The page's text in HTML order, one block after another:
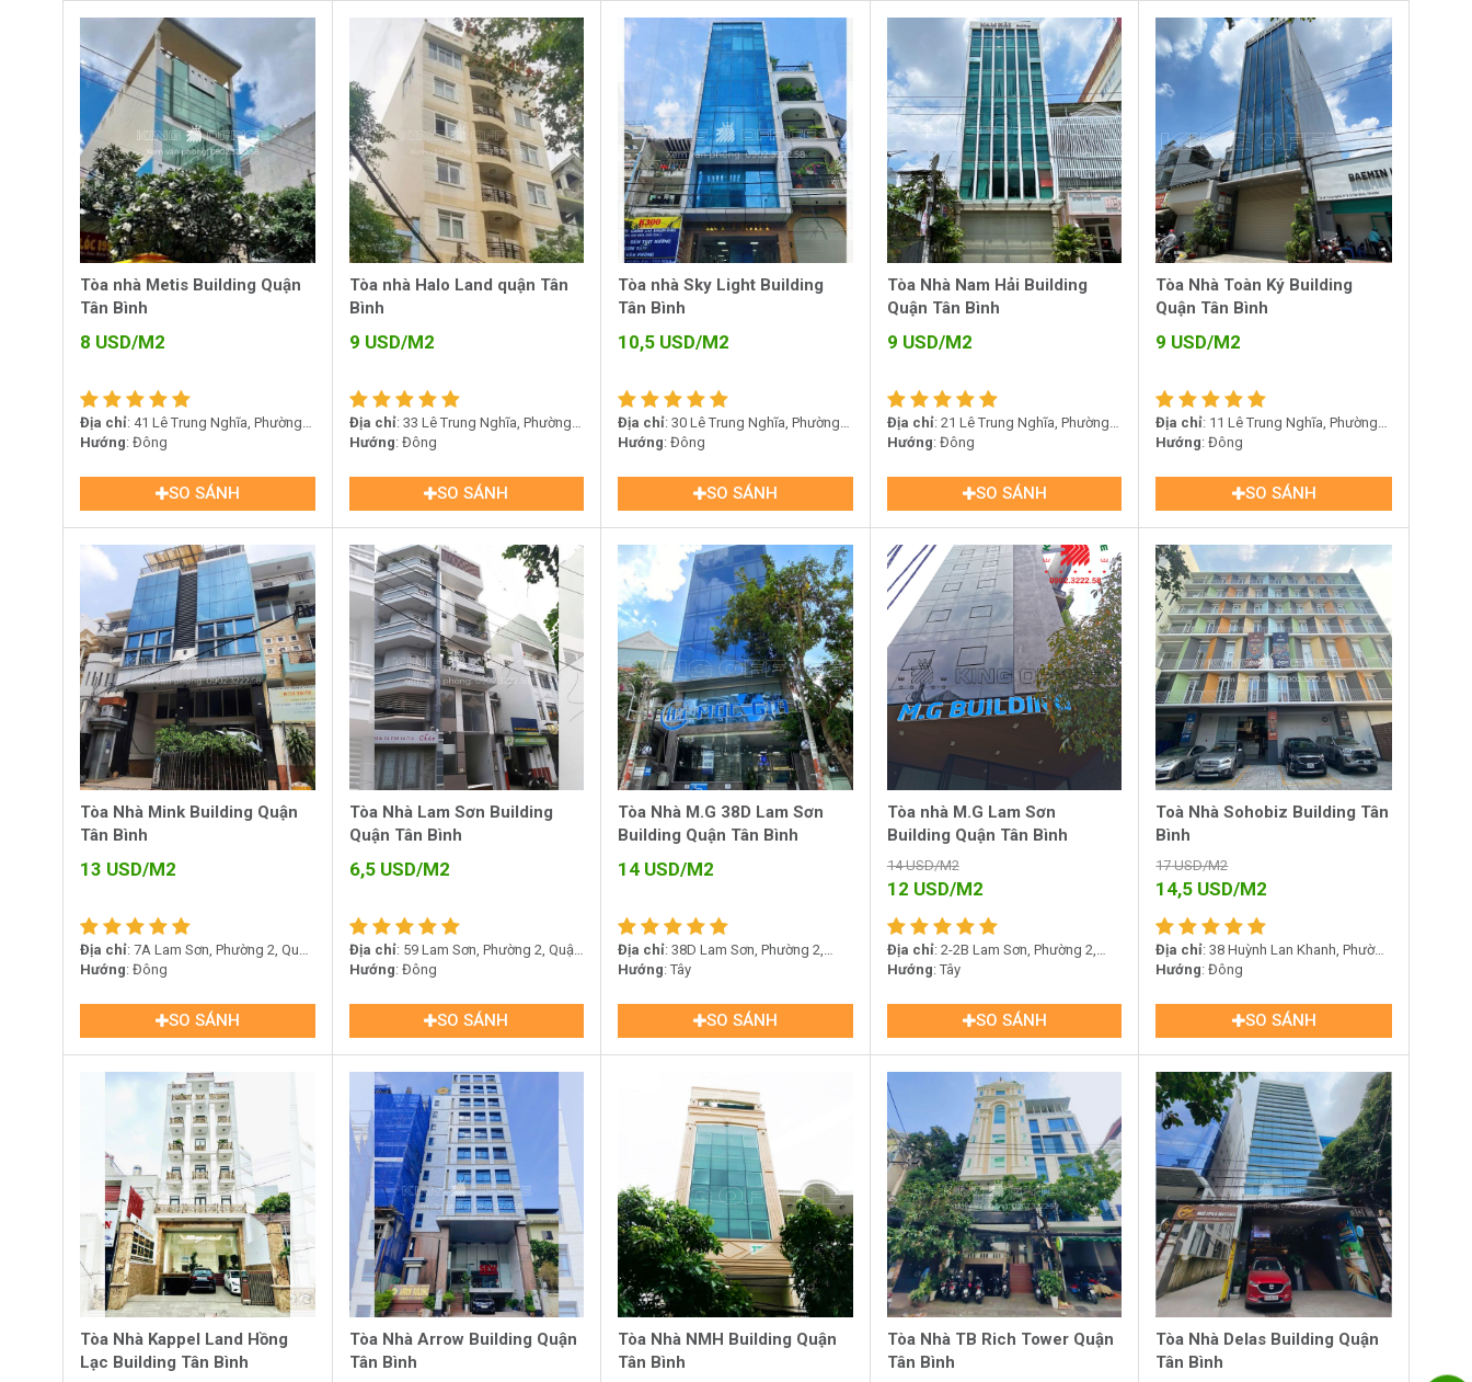
Tòa nhà Metis Building Quận
Tân Bình
8 USD/M2
Địa chỉ: 41 Lê Trung Nghĩa, Phường
12, Quận Tân Bình
Hướng : Đông
SO SÁNH
Tòa nhà Halo Land quận Tân
Bình
9 USD/M2
Địa chỉ: 33 Lê Trung Nghĩa, Phường
12, Quận Tân Bình
Hướng : Đông
SO SÁNH
Tòa nhà Sky Light Building
Tân Bình
10,5 USD/M2
Địa chỉ: 30 Lê Trung Nghĩa, Phường
12, Quận Tân Bình
Hướng : Đông
SO SÁNH
Tòa Nhà Nam Hải Building
Quận Tân Bình
9 USD/M2
Địa chỉ: 21 Lê Trung Nghĩa, Phường
12, Quận Tân Bình
Hướng : Đông
SO SÁNH
Tòa Nhà Toàn Ký Building
Quận Tân Bình
9 USD/M2
Địa chỉ: 11 Lê Trung Nghĩa, Phường
12, Quận Tân Bình
Hướng : Đông
SO SÁNH
Tòa Nhà Mink Building Quận
Tân Bình
13 USD/M2
Địa chỉ: 7A Lam Sơn, Phường 2, Quận
Tân Bình
Hướng : Đông
SO SÁNH
Tòa Nhà Lam Sơn Building
Quận Tân Bình
6,5USD/M2
Địa chỉ: 59 Lam Sơn, Phường 2, Quận
Tân Bình
Hướng : Đông
SO SÁNH
Tòa Nhà M.G 38D Lam Sơn
Building Quận Tân Bình
14 USD/M2
Địa chỉ: 38D Lam Sơn, Phường 2,
Quận Tân Bình
Hướng : Tây
SO SÁNH
Tòa nhà M.G Lam Sơn
Building Quận Tân Bình
14USD/M2
12 USD/M2
Địa chỉ: 2-2B Lam Sơn, Phường 2,
Quận Tân Bình
Hướng : Tây
SO SÁNH
Toà Nhà Sohobiz Building Tân
Bình
17USD/M2
14,5 USD/M2
Địa chỉ: 38 Huỳnh Lan Khanh, Phường
2, Quận Tân Bình
Hướng : Đông
SO SÁNH
Tòa Nhà Kappel Land Hồng
Lạc Building Tân Bình
Tòa Nhà Arrow Building Quận
Tân Bình
Tòa Nhà NMH Building Quận
Tân Bình
Tòa Nhà TB Rich Tower Quận
Tân Bình
Tòa Nhà Delas Building Quận
Tân Bình